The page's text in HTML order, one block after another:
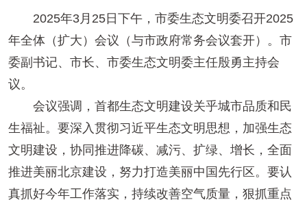
2025年3月25日下午，市委生态文明委召开2025
年全体（扩大）会议（与市政府常务会议套开）。市
委副书记、市长、市委生态文明委主任殷勇主持会
议。
会议强调，首都生态文明建设关乎城市品质和民
生福祉。要深入贯彻习近平生态文明思想，加强生态
文明建设，协同推进降碳、减污、扩绿、增长，全面
推进美丽北京建设，努力打造美丽中国先行区。要认
真抓好今年工作落实，持续改善空气质量，狠抓重点